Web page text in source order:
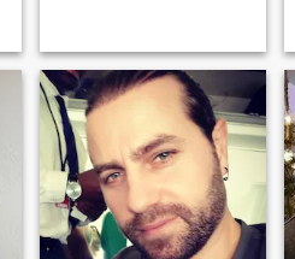
broadening my horizons. If
you too are open-minded and
eag